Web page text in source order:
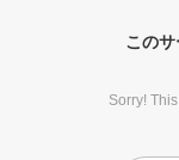
この
Sorry!